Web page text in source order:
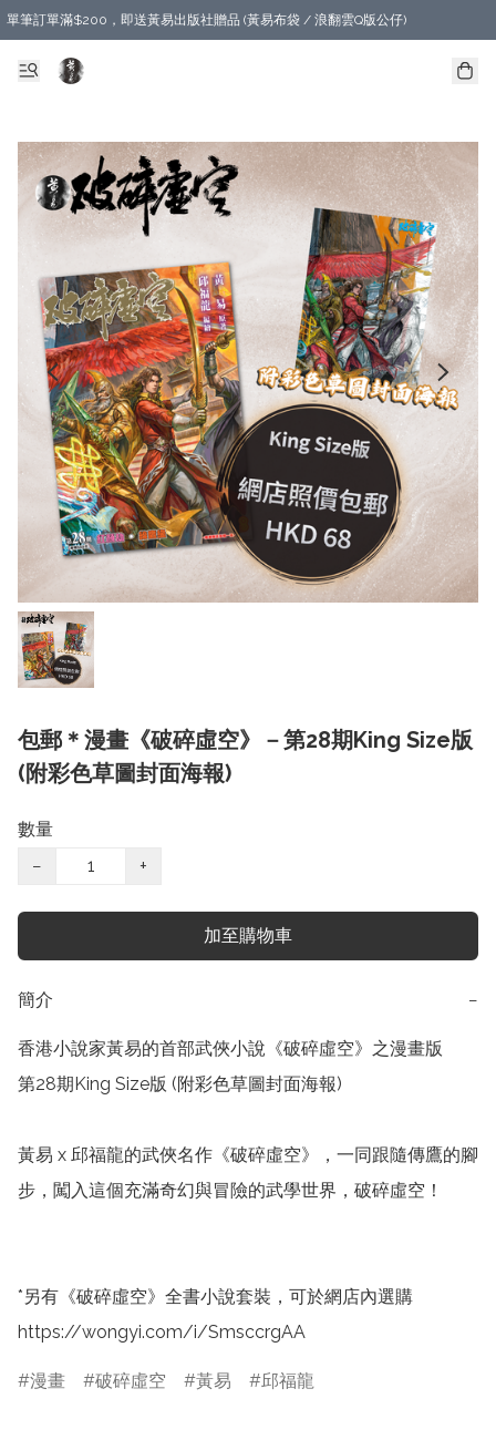
單筆訂單滿$200，即送黃易出版社贈品 (黃易布袋 / 浪翻雲Q版公仔)
包郵＊漫畫《破碎虛空》－第28期King Size版
(附彩色草圖封面海報)
數量
−
+
加至購物車
簡介 −
香港小說家黃易的首部武俠小說《破碎虛空》之漫畫版
第28期King Size版 (附彩色草圖封面海報)
黃易 x 邱福龍的武俠名作《破碎虛空》，一同跟隨傳鷹的腳
步，闖入這個充滿奇幻與冒險的武學世界，破碎虛空！
*另有《破碎虛空》全書小說套裝，可於網店內選購
https://wongyi.com/i/SmsccrgAA
漫畫 破碎虛空 黃易 邱福龍